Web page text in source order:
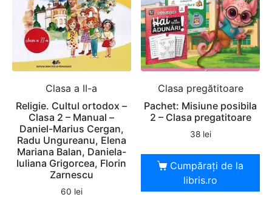
Clasa a II-a
Religie. Cultul ortodox –
Clasa 2 – Manual –
Daniel-Marius Cergan,
Radu Ungureanu, Elena
Mariana Balan, Daniela-
Iuliana Grigorcea, Florin
Zarnescu
60 lei
Clasa pregătitoare
Pachet: Misiune posibila
2 – Clasa pregatitoare
38 lei
Cumpărați de la
libris.ro